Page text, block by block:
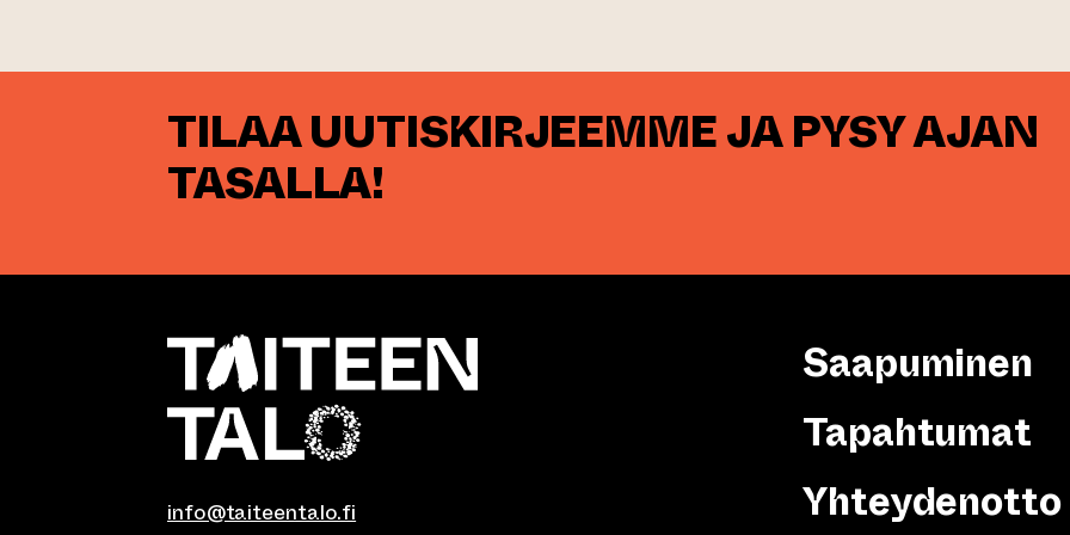
TILAA UUTISKIRJEEMME JA PYSY AJAN
TASALLA!
info@taiteentalo.fi
Saapuminen
Tapahtumat
Yhteydenotto